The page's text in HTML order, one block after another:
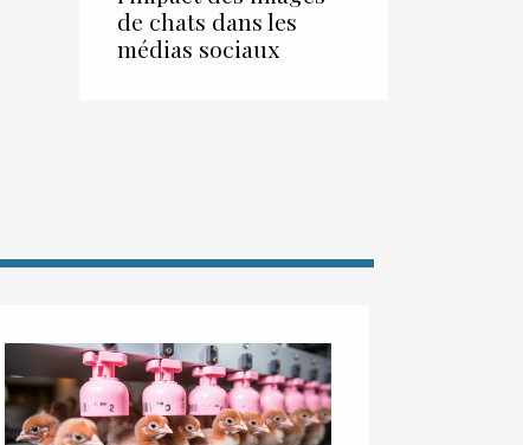
de chats dans les
médias sociaux